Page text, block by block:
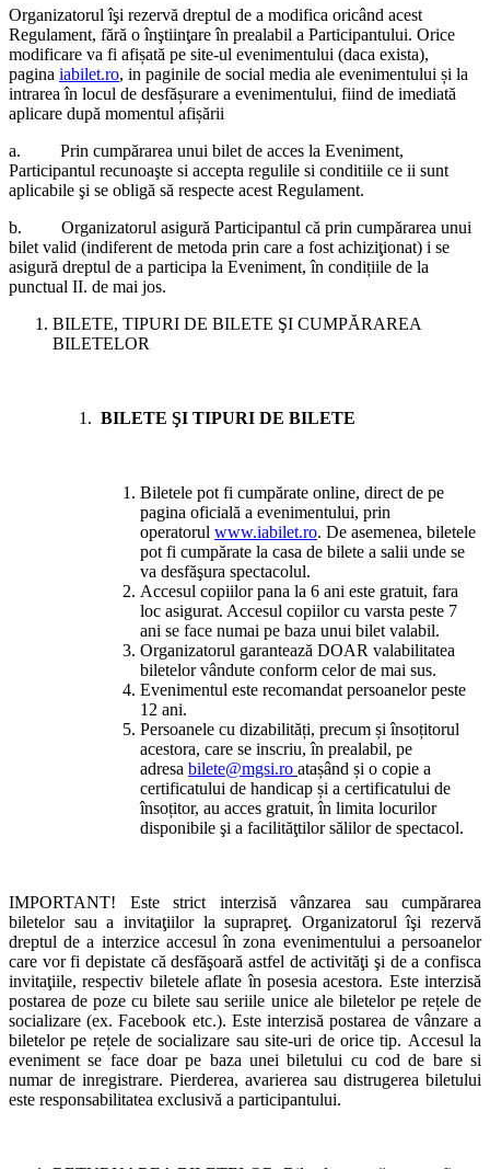
Organizatorul îşi rezervă dreptul de a modifica oricând acest
Regulament, fără o înştiinţare în prealabil a Participantului. Orice
modificare va fi afișată pe site-ul evenimentului (daca exista),
pagina iabilet.ro, in paginile de social media ale evenimentului și la
intrarea în locul de desfășurare a evenimentului, fiind de imediată
aplicare după momentul afișării
a. Prin cumpărarea unui bilet de acces la Eveniment,
Participantul recunoaşte si accepta regulile si conditiile ce ii sunt
aplicabile şi se obligă să respecte acest Regulament.
b. Organizatorul asigură Participantul că prin cumpărarea unui
bilet valid (indiferent de metoda prin care a fost achiziţionat) i se
asigură dreptul de a participa la Eveniment, în condițiile de la
punctual II. de mai jos.
BILETE, TIPURI DE BILETE ŞI CUMPĂRAREA
BILETELOR
BILETE ŞI TIPURI DE BILETE
Biletele pot fi cumpărate online, direct de pe
pagina oficială a evenimentului, prin
operatorul www.iabilet.ro. De asemenea, biletele
pot fi cumpărate la casa de bilete a salii unde se
va desfăşura spectacolul.
Accesul copiilor pana la 6 ani este gratuit, fara
loc asigurat. Accesul copiilor cu varsta peste 7
ani se face numai pe baza unui bilet valabil.
Organizatorul garantează DOAR valabilitatea
biletelor vândute conform celor de mai sus.
Evenimentul este recomandat persoanelor peste
12 ani.
Persoanele cu dizabilități, precum și însoțitorul
acestora, care se inscriu, în prealabil, pe
adresa bilete@mgsi.ro atașând și o copie a
certificatului de handicap și a certificatului de
însoțitor, au acces gratuit, în limita locurilor
disponibile şi a facilităţtilor sălilor de spectacol.
IMPORTANT! Este strict interzisă vânzarea sau cumpărarea
biletelor sau a invitaţiilor la suprapreţ. Organizatorul îşi rezervă
dreptul de a interzice accesul în zona evenimentului a persoanelor
care vor fi depistate că desfăşoară astfel de activităţi şi de a confisca
invitaţiile, respectiv biletele aflate în posesia acestora. Este interzisă
postarea de poze cu bilete sau seriile unice ale biletelor pe rețele de
socializare (ex. Facebook etc.). Este interzisă postarea de vânzare a
biletelor pe rețele de socializare sau site-uri de orice tip. Accesul la
eveniment se face doar pe baza unei biletului cu cod de bare si
numar de inregistrare. Pierderea, avarierea sau distrugerea biletului
este responsabilitatea exclusivă a participantului.